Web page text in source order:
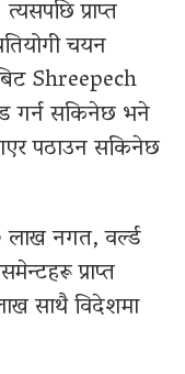
प्राप्त
चयन
Shreepech
गर्न सकिनेछ भने
पठाउन सकिनेछ
लाख नगत, वर्ल्ड
प्राप्त
साथै विदेशमा